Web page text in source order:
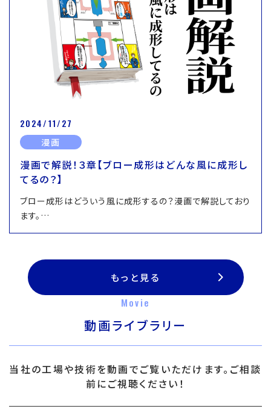
2024/11/27
漫画
漫画で解説！３章【ブロー成形はどんな風に成形し
てるの？】
ブロー成形はどういう風に成形するの？漫画で解説しており
ます。…
もっと見る
Movie
動画ライブラリー
当社の工場や技術を動画でご覧いただけます。ご相談
前にご視聴ください！